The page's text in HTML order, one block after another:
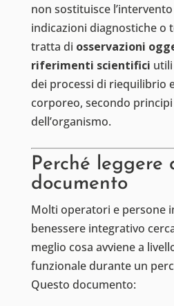
non sostituisce
indicazioni diagnostiche o
tratta di osservazioni
riferimenti scientifici
dei processi di riequilibrio
corporeo, secondo
dell’organismo.
Perché leggere
documento
Molti operatori e persone
benessere integrativo
meglio cosa avviene a
funzionale durante un
Questo documento: